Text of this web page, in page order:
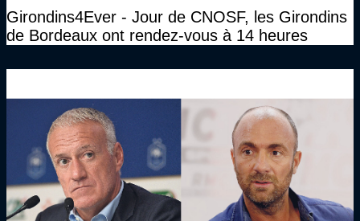
Girondins4Ever - Jour de CNOSF, les Girondins
de Bordeaux ont rendez-vous à 14 heures